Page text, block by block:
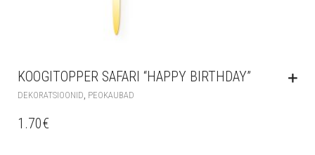
KOOGITOPPER SAFARI “HAPPY BIRTHDAY”
DEKORATSIOONID PEOKAUBAD
1.70€